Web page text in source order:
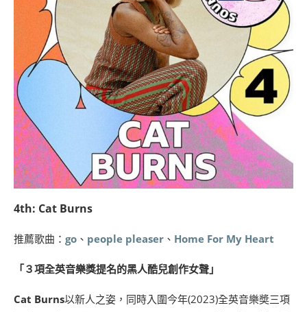
4th: Cat Burns
推薦歌曲： go 、 people pleaser 、 Home For My Heart
「３項全英音樂獎提名的黑人酷兒創作女聲」
Cat Burns以新人之姿，同時入圍今年(2023)全英音樂奬三項